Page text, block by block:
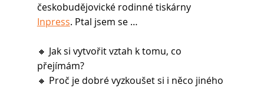
českobudějovické rodinné tiskárny
Inpress. Ptal jsem se …
🔸 Jak si vytvořit vztah k tomu, co
přejímám?
🔸 Proč je dobré vyzkoušet si i něco jiného